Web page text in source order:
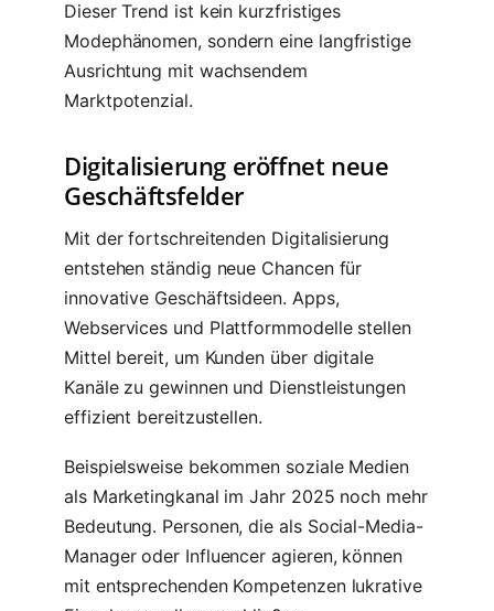
Dieser Trend ist kein kurzfristiges
Modephänomen, sondern eine langfristige
Ausrichtung mit wachsendem
Marktpotenzial.
Digitalisierung eröffnet neue
Geschäftsfelder
Mit der fortschreitenden Digitalisierung
entstehen ständig neue Chancen für
innovative Geschäftsideen. Apps,
Webservices und Plattformmodelle stellen
Mittel bereit, um Kunden über digitale
Kanäle zu gewinnen und Dienstleistungen
effizient bereitzustellen.
Beispielsweise bekommen soziale Medien
als Marketingkanal im Jahr 2025 noch mehr
Bedeutung. Personen, die als Social-Media-
Manager oder Influencer agieren, können
mit entsprechenden Kompetenzen lukrative